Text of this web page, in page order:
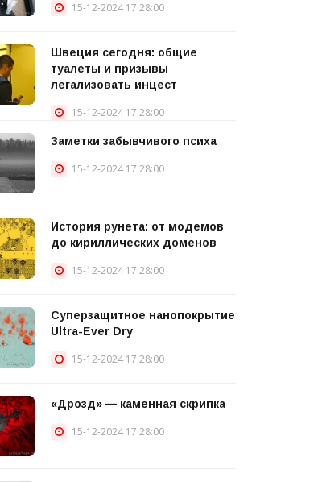
15-12-2024 17:28:00
Швеция сегодня: общие
туалеты и призывы
легализовать инцест
15-12-2024 17:28:00
Заметки забывчивого психа
15-12-2024 17:28:00
История рунета: от модемов
до кириллических доменов
15-12-2024 17:28:00
Суперзащитное нанопокрытие
Ultra-Ever Dry
15-12-2024 17:28:00
«Дрозд» — каменная скрипка
15-12-2024 17:28:00